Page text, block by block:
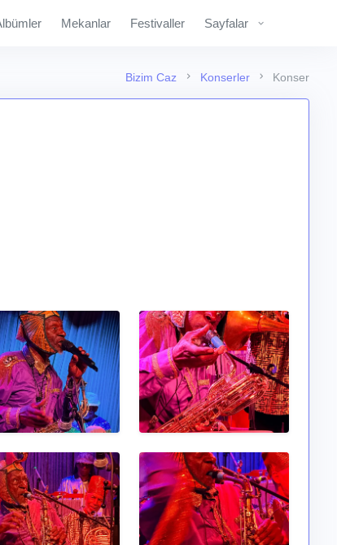
Mekanlar Festivaller Sayfalar
Bizim Caz Konserler Konser